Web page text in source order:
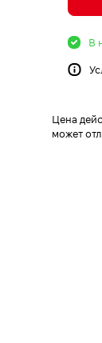
В
Цена
может